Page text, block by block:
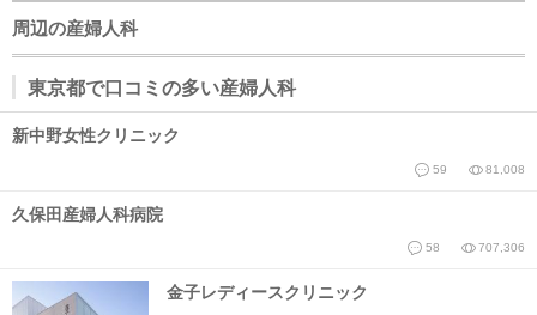
周辺の産婦人科
東京都で口コミの多い産婦人科
新中野女性クリニック
59 81,008
久保田産婦人科病院
58 707,306
金子レディースクリニック